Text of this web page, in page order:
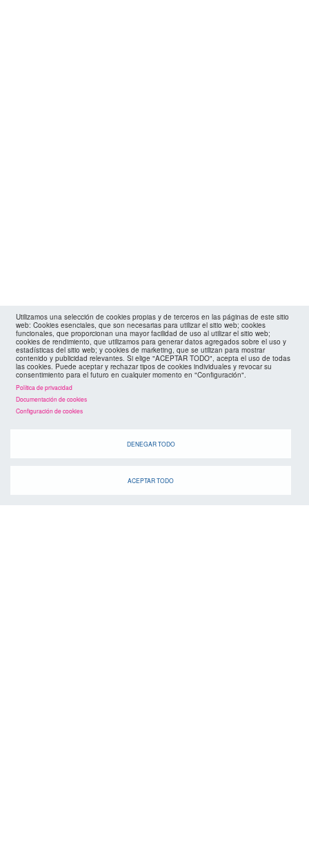
Utilizamos una selección de cookies propias y de terceros en las páginas de este sitio
web: Cookies esenciales, que son necesarias para utilizar el sitio web; cookies
funcionales, que proporcionan una mayor facilidad de uso al utilizar el sitio web;
cookies de rendimiento, que utilizamos para generar datos agregados sobre el uso y
estadísticas del sitio web; y cookies de marketing, que se utilizan para mostrar
contenido y publicidad relevantes. Si elige "ACEPTAR TODO", acepta el uso de todas
las cookies. Puede aceptar y rechazar tipos de cookies individuales y revocar su
consentimiento para el futuro en cualquier momento en "Configuración".
Política de privacidad
Documentación de cookies
Configuración de cookies
DENEGAR TODO
ACEPTAR TODO